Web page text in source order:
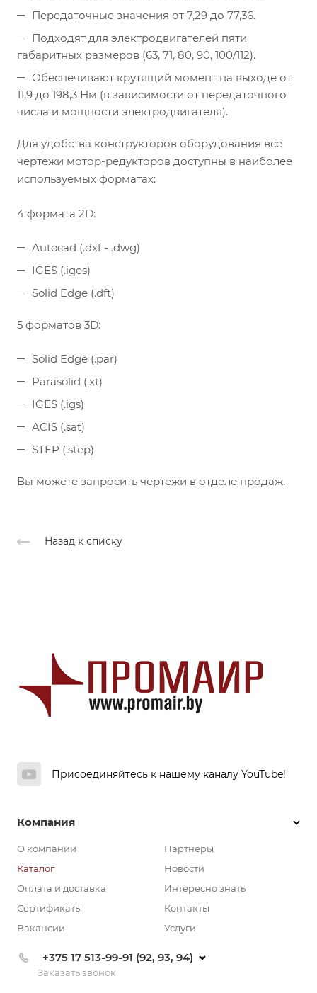
Передаточные значения от 7,29 до 77,36.
Подходят для электродвигателей пяти
габаритных размеров (63, 71, 80, 90, 100/112).
Обеспечивают крутящий момент на выходе от
11,9 до 198,3 Нм (в зависимости от передаточного
числа и мощности электродвигателя).
Для удобства конструкторов оборудования все
чертежи мотор-редукторов доступны в наиболее
используемых форматах:
4 формата 2D:
Autocad (.dxf - .dwg)
IGES (.iges)
Solid Edge (.dft)
5 форматов 3D:
Solid Edge (.par)
Parasolid (.xt)
IGES (.igs)
ACIS (.sat)
STEP (.step)
Вы можете запросить чертежи в отделе продаж.
Назад к списку
Присоединяйтесь к нашему каналу YouTube!
Компания
О компании
Каталог
Оплата и доставка
Сертификаты
Вакансии
Партнеры
Новости
Интересно знать
Контакты
Услуги
+375 17 513-99-91 (92, 93, 94)
Заказать звонок